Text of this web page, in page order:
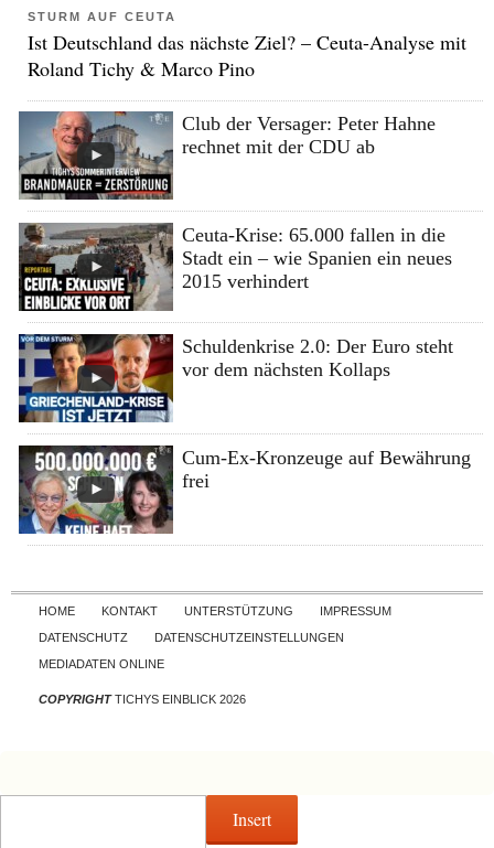
STURM AUF CEUTA
Ist Deutschland das nächste Ziel? – Ceuta-Analyse mit
Roland Tichy & Marco Pino
Club der Versager: Peter Hahne
rechnet mit der CDU ab
Ceuta-Krise: 65.000 fallen in die
Stadt ein – wie Spanien ein neues
2015 verhindert
Schuldenkrise 2.0: Der Euro steht
vor dem nächsten Kollaps
Cum-Ex-Kronzeuge auf Bewährung
frei
Skip to content
HOME KONTAKT UNTERSTÜTZUNG
IMPRESSUM
DATENSCHUTZ
DATENSCHUTZEINSTELLUNGEN
MEDIADATEN ONLINE
COPYRIGHTTICHYS EINBLICK 2026
Insert